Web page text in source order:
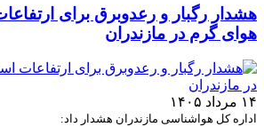
هشدار رگبار و رعدوبرق برای
هوای گرم در مازندران
۱۴ مرداد ۱۴۰۵
اداره کل هواشناسی مازندران هشدار داد: